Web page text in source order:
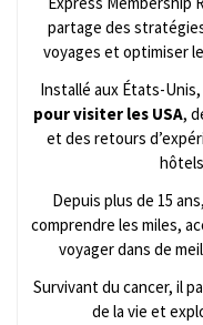
partage des
voyages et optimiser
Installé aux États-
pour visiter les USA,
et des retours
Depuis plus de 15
comprendre les miles,
voyager dans de
Survivant du cancer, il
de la vie et